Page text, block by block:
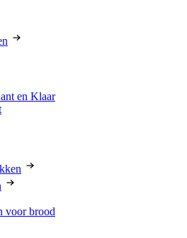
en Klaar
voor brood